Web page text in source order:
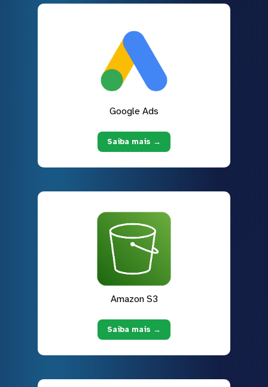
Google Ads
Saiba mais →
Amazon S3
Saiba mais →